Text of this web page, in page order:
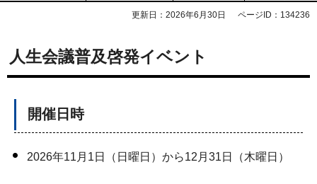
更新日：2026年6月30日 ページID：134236
人生会議普及啓発イベント
開催日時
2026年11月1日（日曜日）から12月31日（木曜日）